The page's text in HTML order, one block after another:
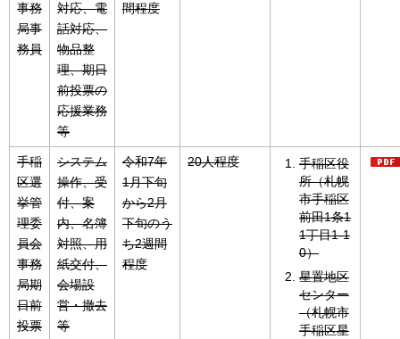
事務
局事
務員
対応、電
話対応、
物品整
理、期日
前投票の
応援業務
等
間程度
手稲
区選
挙管
理委
員会
事務
局期
日前
投票
システム
操作、受
付、案
内、名簿
対照、用
紙交付、
会場設
営・撤去
等
令和7年
1月下旬
から2月
下旬のう
ち2週間
程度
20人程度
手稲区役
所（札幌
市手稲区
前田1条1
1丁目1-1
0）
星置地区
センター
（札幌市
手稲区星